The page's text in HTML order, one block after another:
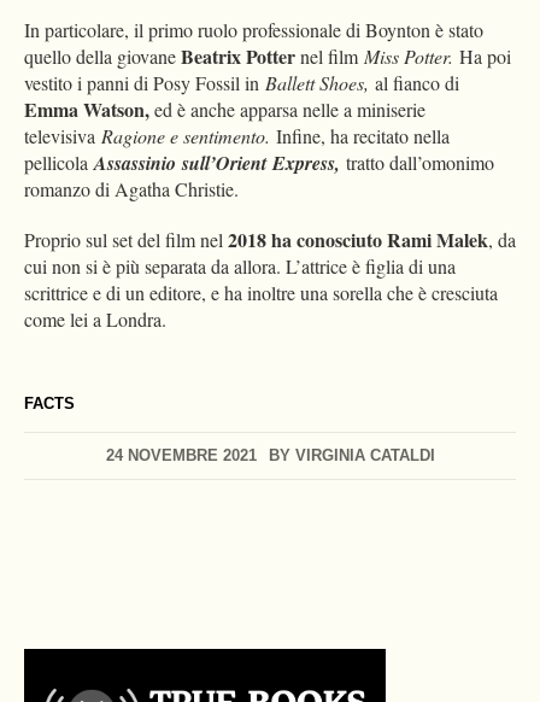
FACTS
24 NOVEMBRE 2021 BY VIRGINIA CATALDI
In particolare, il primo ruolo professionale di Boynton è stato
quello della giovaneBeatrix Potternel film Miss Potter. Ha poi
vestito i panni di Posy Fossil in Ballett Shoes, al fianco di
Emma Watson,ed è anche apparsa nelle a miniserie
televisiva Ragione e sentimento. Infine, ha recitato nella
pellicolaAssassinio sull’Orient Express, tratto dall’omonimo
romanzo di Agatha Christie.
Proprio sul set del film nel2018ha conosciuto Rami Malek, da
cui non si è più separata da allora. L’attrice è figlia di una
scrittrice e di un editore, e ha inoltre una sorella che è cresciuta
come lei a Londra.